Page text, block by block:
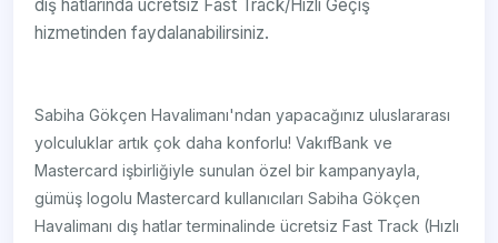
dış hatlarında ücretsiz Fast Track/Hızlı Geçiş
hizmetinden faydalanabilirsiniz.
Sabiha Gökçen Havalimanı'ndan yapacağınız uluslararası
yolculuklar artık çok daha konforlu! VakıfBank ve
Mastercard işbirliğiyle sunulan özel bir kampanyayla,
gümüş logolu Mastercard kullanıcıları Sabiha Gökçen
Havalimanı dış hatlar terminalinde ücretsiz Fast Track (Hızlı